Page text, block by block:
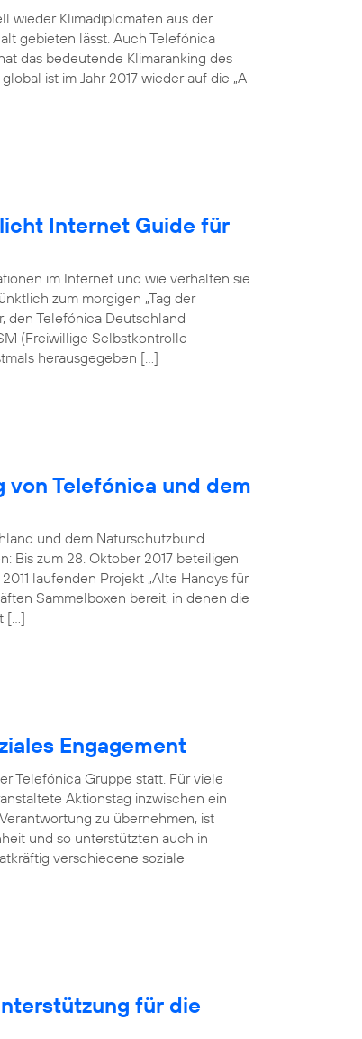
wieder Klimadiplomaten aus der
gebieten lässt. Auch Telefónica
das bedeutende Klimaranking des
ist im Jahr 2017 wieder auf die „A
Internet Guide für
im Internet und wie verhalten sie
zum morgigen „Tag der
den Telefónica Deutschland
(Freiwillige Selbstkontrolle
herausgegeben […]
Telefónica und dem
und dem Naturschutzbund
Bis zum 28. Oktober 2017 beteiligen
laufenden Projekt „Alte Handys für
Sammelboxen bereit, in denen die
[…]
Engagement
Telefónica Gruppe statt. Für viele
Aktionstag inzwischen ein
zu übernehmen, ist
und so unterstützten auch in
verschiedene soziale
für die